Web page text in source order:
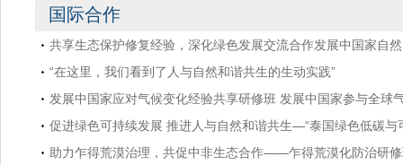
国际合作
共享生态保护修复经验，深化绿色发展交流合作发展中国家自
“在这里，我们看到了人与自然和谐共生的生动实践”
发展中国家应对气候变化经验共享研修班 发展中国家参与全球
促进绿色可持续发展 推进人与自然和谐共生—“泰国绿色低碳与
助力乍得荒漠治理，共促中非生态合作——乍得荒漠化防治研